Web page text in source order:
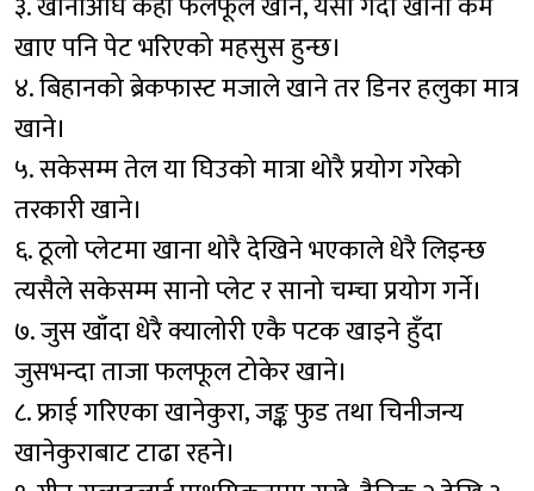
खाए पनि पेट भरिएको महसुस हुन्छ।
४. बिहानको ब्रेकफास्ट मजाले खाने तर डिनर हलुका मात्र
खाने।
५. सकेसम्म तेल या घिउको मात्रा थोरै प्रयोग गरेको
तरकारी खाने।
६. ठूलो प्लेटमा खाना थोरै देखिने भएकाले धेरै लिइन्छ
त्यसैले सकेसम्म सानो प्लेट र सानो चम्चा प्रयोग गर्ने।
७. जुस खाँदा धेरै क्यालोरी एकै पटक खाइने हुँदा
जुसभन्दा ताजा फलफूल टोकेर खाने।
८. फ्राई गरिएका खानेकुरा, जङ्क फुड तथा चिनीजन्य
खानेकुराबाट टाढा रहने।